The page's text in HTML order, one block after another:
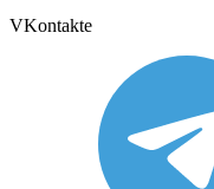
VKontakte